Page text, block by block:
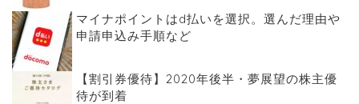
マイナポイントはd払いを選択。選んだ理由や
申請申込み手順など
【割引券優待】2020年後半・夢展望の株主優
待が到着